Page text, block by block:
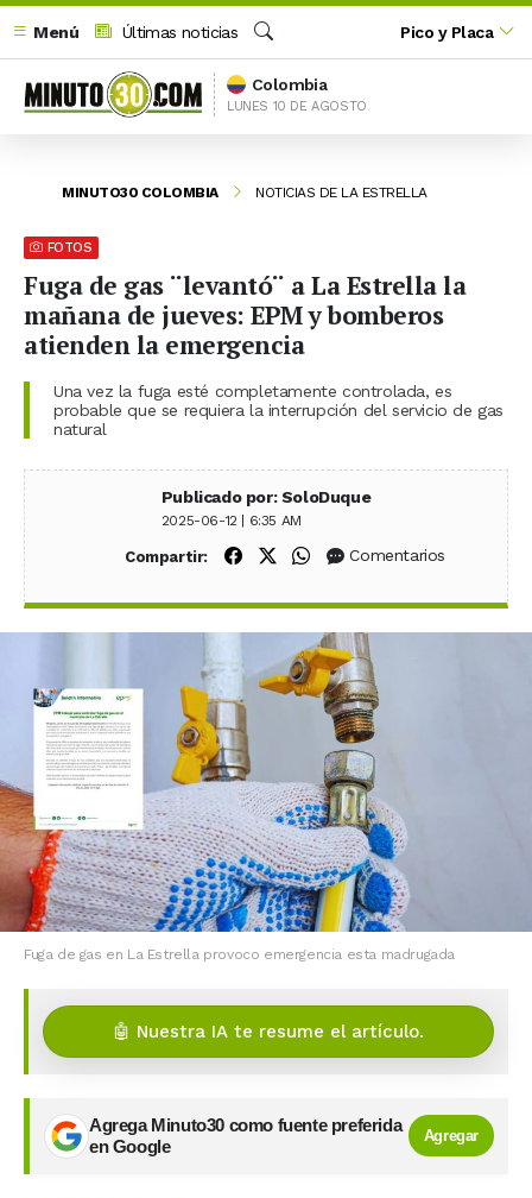
Menú
Últimas noticias
Buscar
Pico y Placa
Colombia
LUNES 10 DE AGOSTO
MINUTO30 COLOMBIA NOTICIAS DE LA ESTRELLA
FOTOS
Fuga de gas ¨levantó¨ a La Estrella la
mañana de jueves: EPM y bomberos
atienden la emergencia
Una vez la fuga esté completamente controlada, es
probable que se requiera la interrupción del servicio de gas
natural
Publicado por: SoloDuque
2025-06-12 | 6:35 AM
Compartir: Compartir en Facebook
Compartir en X (Twitter)
Compartir en WhatsApp
Comentarios
Fuga de gas en La Estrella provoco emergencia esta madrugada
🤖 Nuestra IA te resume el artículo.
Agrega Minuto30 como fuente preferida
en Google
Agregar